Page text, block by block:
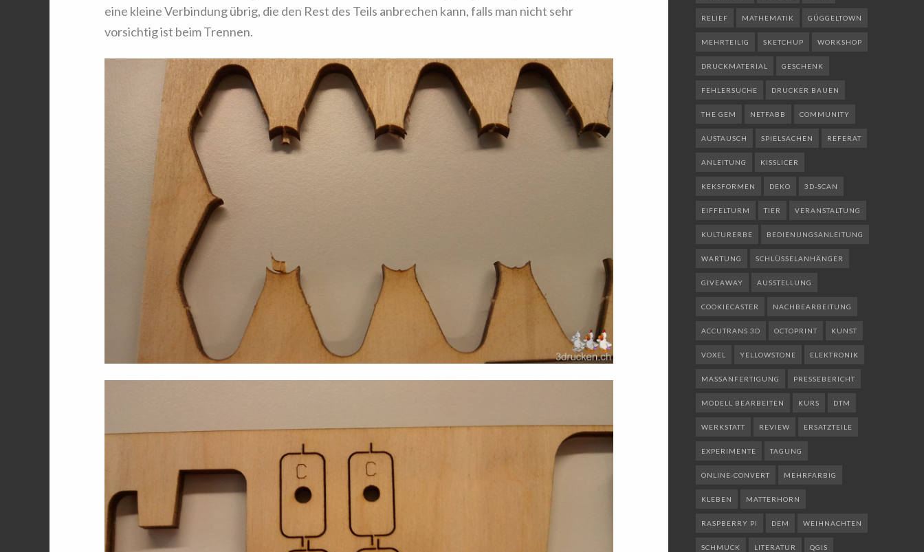
eine kleine Verbindung übrig, die den Rest des Teils anbrechen kann, falls man nicht sehr
vorsichtig ist beim Trennen.
RELIEF MATHEMATIK GÜGGELTOWN
MEHRTEILIG SKETCHUP WORKSHOP
DRUCKMATERIAL GESCHENK
FEHLERSUCHE DRUCKER BAUEN
THE GEM NETFABB COMMUNITY
AUSTAUSCH SPIELSACHEN REFERAT
ANLEITUNG KISSLICER
KEKSFORMEN DEKO 3D-SCAN
EIFFELTURM TIER VERANSTALTUNG
KULTURERBE BEDIENUNGSANLEITUNG
WARTUNG SCHLÜSSELANHÄNGER
GIVEAWAY AUSSTELLUNG
COOKIECASTER NACHBEARBEITUNG
ACCUTRANS 3D OCTOPRINT KUNST
VOXEL YELLOWSTONE ELEKTRONIK
MASSANFERTIGUNG PRESSEBERICHT
MODELL BEARBEITEN KURS DTM
WERKSTATT REVIEW ERSATZTEILE
EXPERIMENTE TAGUNG
ONLINE-CONVERT MEHRFARBIG
KLEBEN MATTERHORN
RASPBERRY PI DEM WEIHNACHTEN
SCHMUCK LITERATUR QGIS